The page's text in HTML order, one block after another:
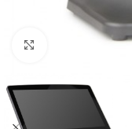
Click to enlarge